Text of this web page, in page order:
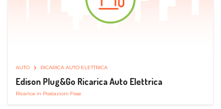
AUTO RICARICA AUTO ELETTRICA
Edison Plug&Go Ricarica Auto Elettrica
Ricarica in Postazioni Fisse